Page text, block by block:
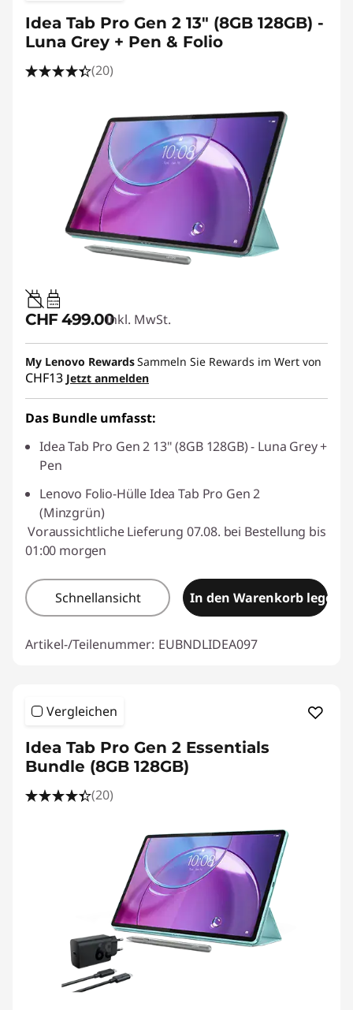
Idea Tab Pro Gen 2 13" (8GB 128GB) -
Luna Grey + Pen & Folio
(20)
20W-60W
USB PD
CHF 499.00Inkl. MwSt.
My Lenovo RewardsSammeln Sie Rewards im Wert von
CHF13 Jetzt anmelden
Das Bundle umfasst:
Idea Tab Pro Gen 2 13" (8GB 128GB) - Luna Grey +
Pen
Lenovo Folio-Hülle Idea Tab Pro Gen 2
(Minzgrün)
Voraussichtliche Lieferung 07.08. bei Bestellung bis
01:00 morgen
Schnellansicht In den Warenkorb legen
Artikel-/Teilenummer: EUBNDLIDEA097
Vergleichen
Idea Tab Pro Gen 2 Essentials
Bundle (8GB 128GB)
(20)